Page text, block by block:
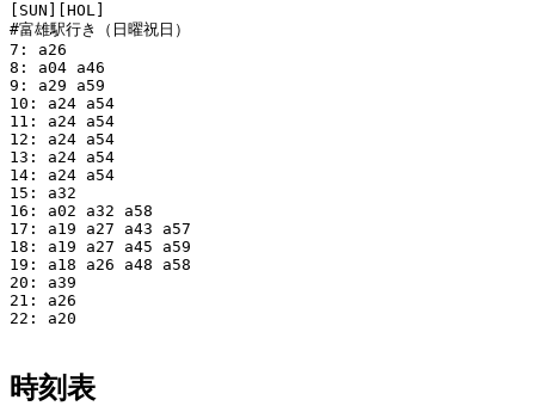
[SUN][HOL]
#富雄駅行き（日曜祝日）
7: a26
8: a04 a46
9: a29 a59
10: a24 a54
11: a24 a54
12: a24 a54
13: a24 a54
14: a24 a54
15: a32
16: a02 a32 a58
17: a19 a27 a43 a57
18: a19 a27 a45 a59
19: a18 a26 a48 a58
20: a39
21: a26
22: a20
時刻表